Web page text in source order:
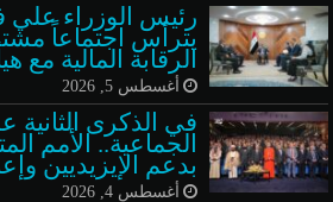
رئيس الوزراء علي
يترأس اجتماعاً
الرقابة المالية مع
أغسطس 5, 2026
في الذكرى الثانية
الجماعية.. الأمم
بدعم الإيزيديين
أغسطس 4, 2026